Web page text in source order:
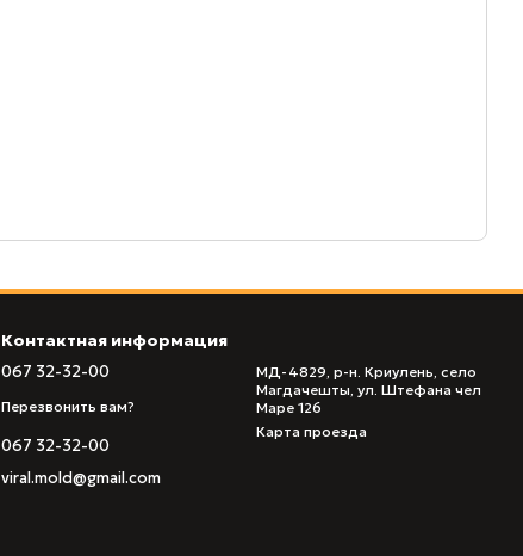
Контактная информация
067 32-32-00
Перезвонить вам?
067 32-32-00
viral.mold@gmail.com
МД-4829, р-н. Криулень, село
Магдачешты, ул. Штефана чел
Маре 126
Карта проезда